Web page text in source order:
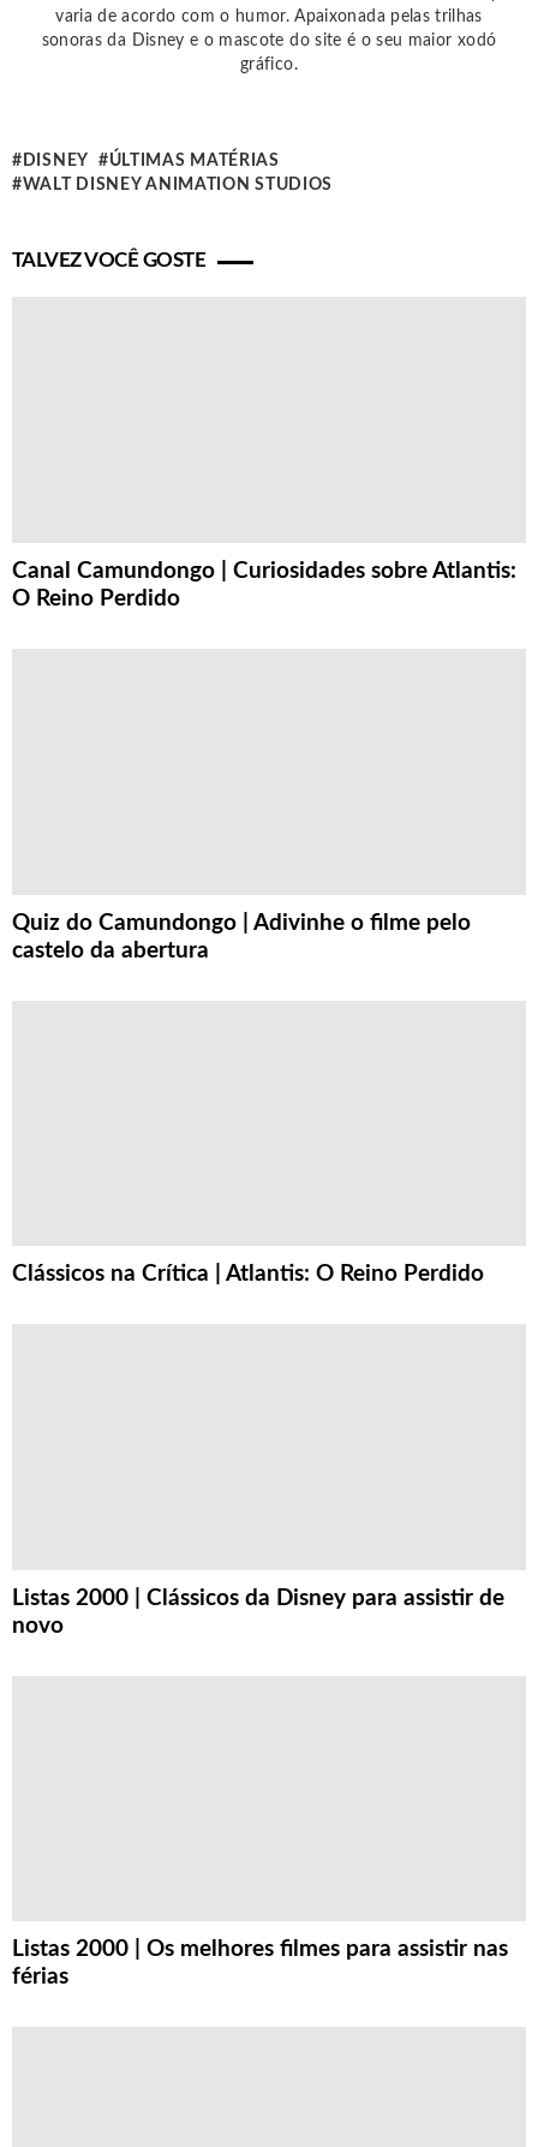
varia de acordo com o humor. Apaixonada pelas trilhas
sonoras da Disney e o mascote do site é o seu maior xodó
gráfico.
DISNEY
ÚLTIMAS MATÉRIAS
WALT DISNEY ANIMATION STUDIOS
TALVEZ VOCÊ GOSTE
Canal Camundongo | Curiosidades sobre Atlantis:
O Reino Perdido
Quiz do Camundongo | Adivinhe o filme pelo
castelo da abertura
Clássicos na Crítica | Atlantis: O Reino Perdido
Listas 2000 | Clássicos da Disney para assistir de
novo
Listas 2000 | Os melhores filmes para assistir nas
férias